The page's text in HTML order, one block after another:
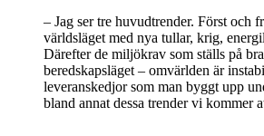
– Jag ser tre huvudtrender. Först och
världsläget med nya tullar, krig,
Därefter de miljökrav som ställs på
beredskapsläget – omvärlden är
leveranskedjor som man byggt upp
bland annat dessa trender vi kommer